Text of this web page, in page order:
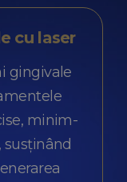
cu laser
gingivale
minim-
susținând